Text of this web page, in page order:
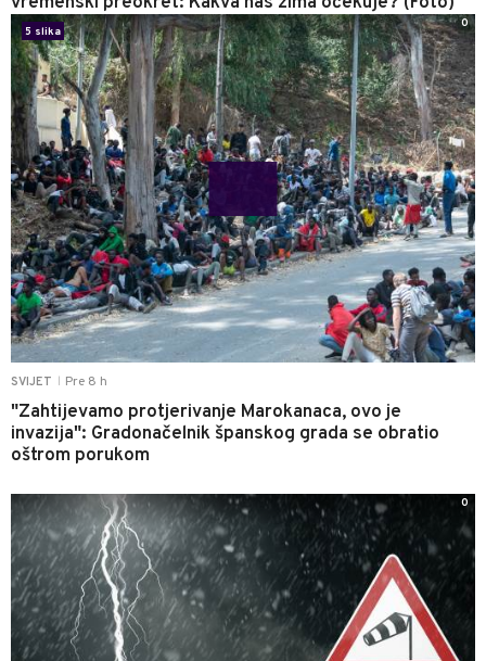
SVIJET Pre 8 h
"Zahtijevamo protjerivanje Marokanaca, ovo je
invazija": Gradonačelnik španskog grada se obratio
oštrom porukom
5 slika
0
0